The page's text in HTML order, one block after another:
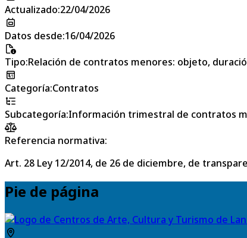
Actualizado:22/04/2026
Datos desde:16/04/2026
Tipo:Relación de contratos menores: objeto,
Categoría:Contratos
Subcategoría:Información trimestral de contratos
Referencia normativa:
Art. 28 Ley 12/2014, de 26 de diciembre, de
Pie de página